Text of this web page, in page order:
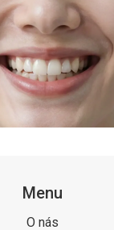
Menu
O nás